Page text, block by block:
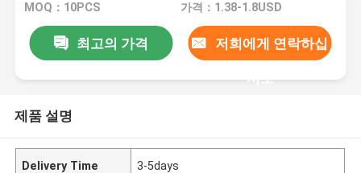
MOQ：10PCS 가격：1.38-1.8USD
최고의 가격 저희에게 연락하십
시오
제품 설명
Delivery Time 3-5days